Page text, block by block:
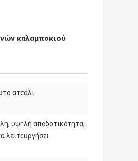
καλαμποκιού
ατσάλι
υψηλή αποδοτικότητα,
λειτουργήσει